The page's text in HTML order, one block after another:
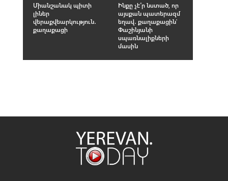
Միանշանակ պիտի
լիներ
վերաքվեարկություն․
քաղաքացի
Ինքը չէ՞ր նստած, որ
այսքան պատերազմ
եղավ․ քաղաքացին՝
Փաշինյանի
սպառնալիքների
մասին